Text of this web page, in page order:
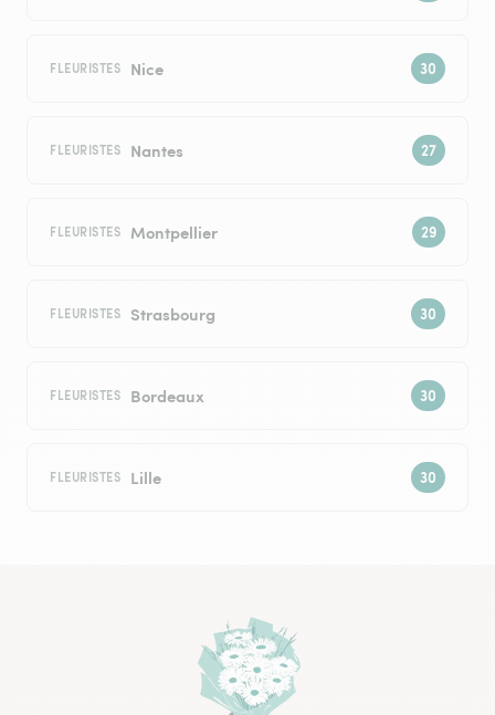
FLEURISTES Nice
FLEURISTES Nantes
FLEURISTES Montpellier
FLEURISTES Strasbourg
FLEURISTES Bordeaux
FLEURISTES Lille